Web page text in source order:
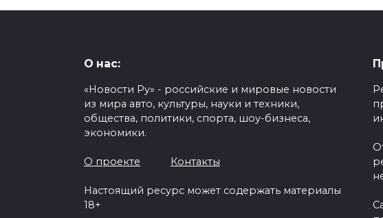
О нас:
«Новости Ру» - российские и мировые новости
из мира авто, культуры, науки и техники,
общества, политики, спорта, шоу-бизнеса,
экономики.
О проекте Контакты
Настоящий ресурс может содержать материалы
18+